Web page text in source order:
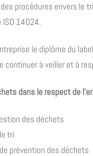
procédures envers le
14024.
le diplôme du
continuer à veiller et à
dans le respect de
des déchets
tri
prévention des déchets